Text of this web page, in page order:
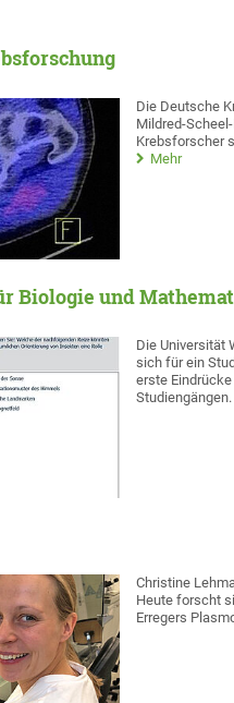
Die Deutsche
Mildred-
Krebsforscher
Mehr
Biologie und
Die Universität
sich für ein
erste
Studiengängen.
Christine
Heute forscht
Erregers